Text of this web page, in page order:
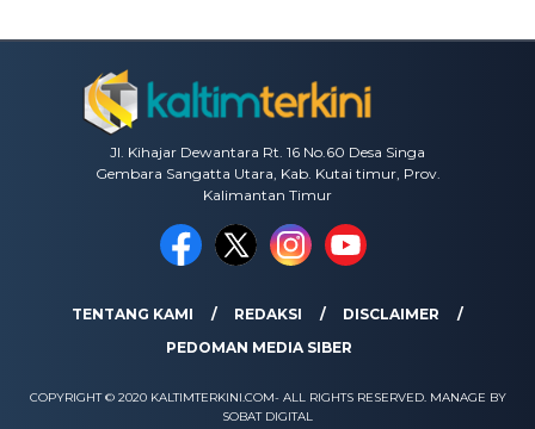
Jl. Kihajar Dewantara Rt. 16 No.60 Desa Singa
Gembara Sangatta Utara, Kab. Kutai timur, Prov.
Kalimantan Timur
TENTANG KAMI REDAKSI
DISCLAIMER
PEDOMAN MEDIA SIBER
COPYRIGHT © 2020 KALTIMTERKINI.COM- ALL RIGHTS RESERVED. MANAGE BY
SOBAT DIGITAL